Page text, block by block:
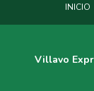
INICIO
Villavo